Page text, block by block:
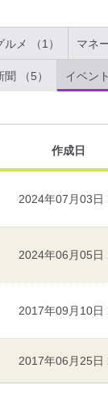
ルメ （1） マネ
（5） イベン
作成日
2024年07月03日
2024年06月05日
2017年09月10日
2017年06月25日